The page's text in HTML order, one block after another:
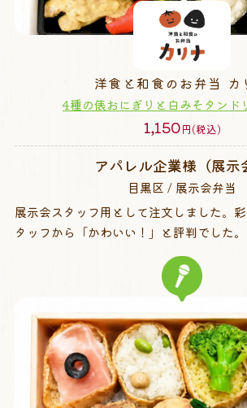
洋食と和食のお弁当 カ
4種の俵おにぎりと白みそタンド
1,150円(税込)
アパレル企業様（展示
目黒区 / 展示会弁当
展示会スタッフ用として注文しました。
タッフから「かわいい！」と評判でした。...